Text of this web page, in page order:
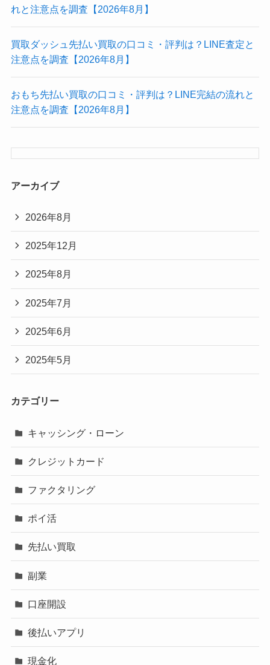
れと注意点を調査【2026年8月】
買取ダッシュ先払い買取の口コミ・評判は？LINE査定と
注意点を調査【2026年8月】
おもち先払い買取の口コミ・評判は？LINE完結の流れと
注意点を調査【2026年8月】
アーカイブ
2026年8月
2025年12月
2025年8月
2025年7月
2025年6月
2025年5月
カテゴリー
キャッシング・ローン
クレジットカード
ファクタリング
ポイ活
先払い買取
副業
口座開設
後払いアプリ
現金化